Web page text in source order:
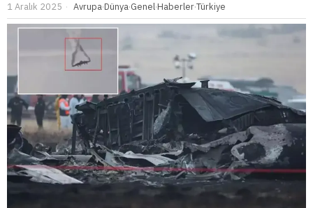
1 Aralık 2025 Avrupa·Dünya·Genel·Haberler·Türkiye